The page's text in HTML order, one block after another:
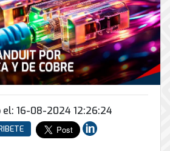
el: 16-08-2024 12:26:24